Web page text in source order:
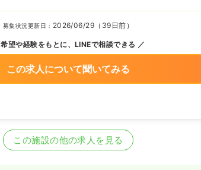
募集状況更新日： 2026/06/29（39日前）
希望や経験をもとに、LINEで相談できる
この求人について聞いてみる
この施設の他の求人を見る